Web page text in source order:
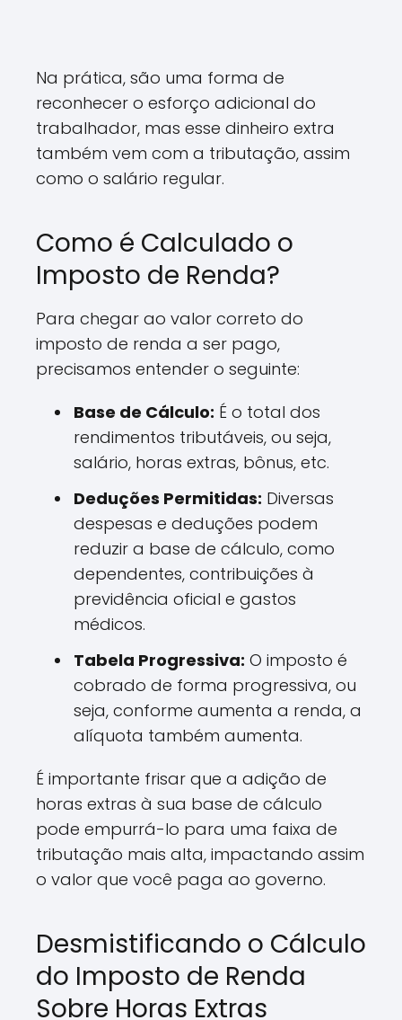
Na prática, são uma forma de
reconhecer o esforço adicional do
trabalhador, mas esse dinheiro extra
também vem com a tributação, assim
como o salário regular.
Como é Calculado o
Imposto de Renda?
Para chegar ao valor correto do
imposto de renda a ser pago,
precisamos entender o seguinte:
Base de Cálculo: É o total dos
rendimentos tributáveis, ou seja,
salário, horas extras, bônus, etc.
Deduções Permitidas: Diversas
despesas e deduções podem
reduzir a base de cálculo, como
dependentes, contribuições à
previdência oficial e gastos
médicos.
Tabela Progressiva: O imposto é
cobrado de forma progressiva, ou
seja, conforme aumenta a renda, a
alíquota também aumenta.
É importante frisar que a adição de
horas extras à sua base de cálculo
pode empurrá-lo para uma faixa de
tributação mais alta, impactando assim
o valor que você paga ao governo.
Desmistificando o Cálculo
do Imposto de Renda
Sobre Horas Extras